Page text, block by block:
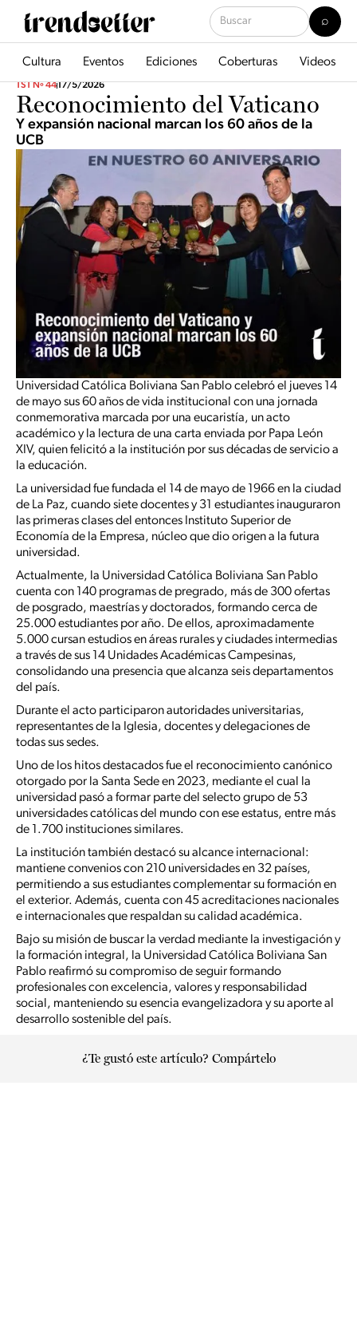
Cultura Eventos Ediciones Coberturas Videos
TST Nº 4417/5/2026
Reconocimiento del Vaticano
Y expansión nacional marcan los 60 años de la
UCB
Universidad Católica Boliviana San Pablo celebró el jueves 14
de mayo sus 60 años de vida institucional con una jornada
conmemorativa marcada por una eucaristía, un acto
académico y la lectura de una carta enviada por Papa León
XIV, quien felicitó a la institución por sus décadas de servicio a
la educación.
La universidad fue fundada el 14 de mayo de 1966 en la ciudad
de La Paz, cuando siete docentes y 31 estudiantes inauguraron
las primeras clases del entonces Instituto Superior de
Economía de la Empresa, núcleo que dio origen a la futura
universidad.
Actualmente, la Universidad Católica Boliviana San Pablo
cuenta con 140 programas de pregrado, más de 300 ofertas
de posgrado, maestrías y doctorados, formando cerca de
25.000 estudiantes por año. De ellos, aproximadamente
5.000 cursan estudios en áreas rurales y ciudades intermedias
a través de sus 14 Unidades Académicas Campesinas,
consolidando una presencia que alcanza seis departamentos
del país.
Durante el acto participaron autoridades universitarias,
representantes de la Iglesia, docentes y delegaciones de
todas sus sedes.
Uno de los hitos destacados fue el reconocimiento canónico
otorgado por la Santa Sede en 2023, mediante el cual la
universidad pasó a formar parte del selecto grupo de 53
universidades católicas del mundo con ese estatus, entre más
de 1.700 instituciones similares.
La institución también destacó su alcance internacional:
mantiene convenios con 210 universidades en 32 países,
permitiendo a sus estudiantes complementar su formación en
el exterior. Además, cuenta con 45 acreditaciones nacionales
e internacionales que respaldan su calidad académica.
Bajo su misión de buscar la verdad mediante la investigación y
la formación integral, la Universidad Católica Boliviana San
Pablo reafirmó su compromiso de seguir formando
profesionales con excelencia, valores y responsabilidad
social, manteniendo su esencia evangelizadora y su aporte al
desarrollo sostenible del país.
¿Te gustó este artículo? Compártelo